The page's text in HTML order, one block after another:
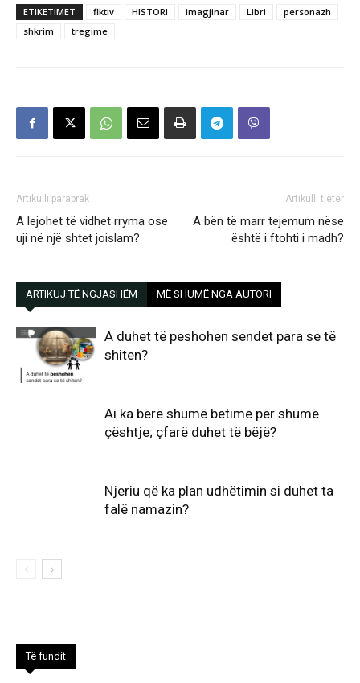
ETIKETIMET fiktiv HISTORI imagjinar Libri
personazh
shkrim
tregime
Artikulli paraprak
A lejohet të vidhet rryma ose
uji në një shtet joislam?
Artikulli tjetër
A bën të marr tejemum nëse
është i ftohti i madh?
ARTIKUJ TË NGJASHËM MË SHUMË NGA AUTORI
A duhet të peshohen sendet para se të
shiten?
Ai ka bërë shumë betime për shumë
çështje; çfarë duhet të bëjë?
Njeriu që ka plan udhëtimin si duhet ta
falë namazin?
Të fundit